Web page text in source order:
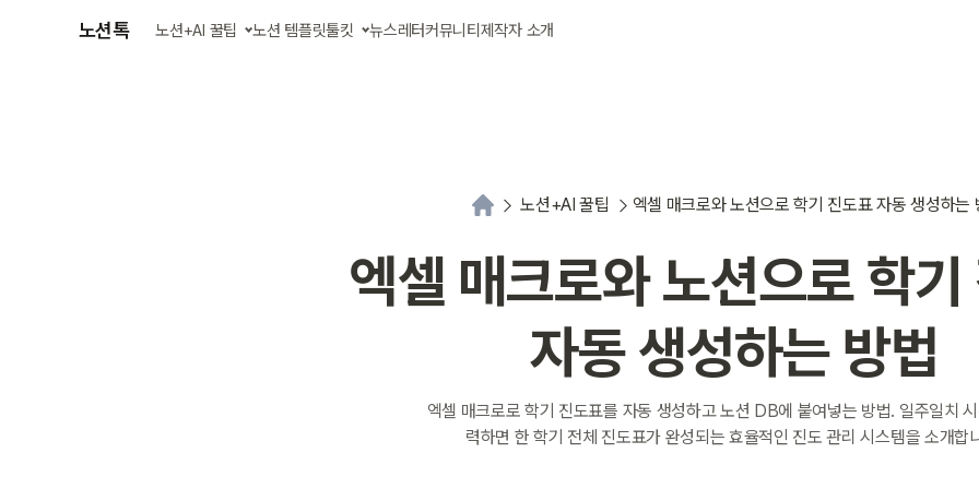
노션톡 노션+AI 꿀팁 노션 템플릿툴킷 뉴스레터커뮤니티 제작자 소개
노션+AI 꿀팁 엑셀 매크로와 노션으로 학기 진도표 자동 생성하는
엑셀 매크로와 노션으로 학기
자동 생성하는 방법
엑셀 매크로로 학기 진도표를 자동 생성하고 노션 DB에 붙여넣는 방법. 일주일치
력하면 한 학기 전체 진도표가 완성되는 효율적인 진도 관리 시스템을 소개합